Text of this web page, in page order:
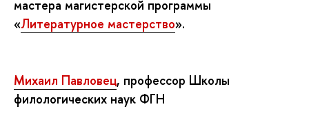
мастера магистерской программы
«Литературное мастерство».
Михаил Павловец, профессор Школы
филологических наук ФГН